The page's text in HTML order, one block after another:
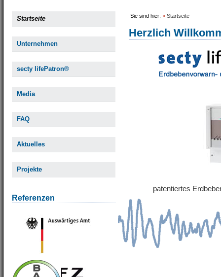
Startseite
Unternehmen
secty lifePatron®
Media
FAQ
Aktuelles
Projekte
Referenzen
Sie sind hier: » Startseite
Herzlich
patentiertes